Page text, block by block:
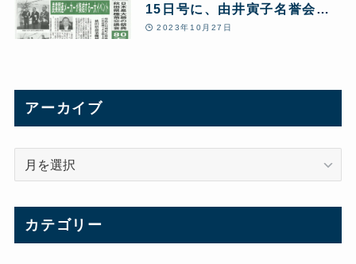
15日号に、由井寅子名誉会長
の「改めて問う!あきたこまち
2023年10月27日
アーカイブ
ブ
カテゴリー